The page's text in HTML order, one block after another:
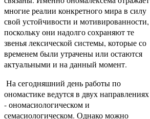
многие реалии конкретного мира в силу
свой устойчивости и мотивированности,
поскольку они надолго сохраняют те
звенья лексической системы, которые со
временем были утрачены или остаются
актуальными и на данный момент.
На сегодняшний день работы по
ономастике ведутся в двух направлениях
- ономасиологическом и
семасиологическом. Однако можно